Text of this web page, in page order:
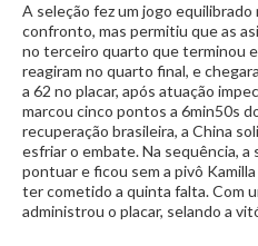
A seleção fez um jogo
confronto, mas permitiu que as
no terceiro quarto que terminou
reagiram no quarto final, e
a 62 no placar, após atuação
marcou cinco pontos a 6min50s
recuperação brasileira, a China
esfriar o embate. Na sequência,
pontuar e ficou sem a pivô
ter cometido a quinta falta. Com
administrou o placar, selando a